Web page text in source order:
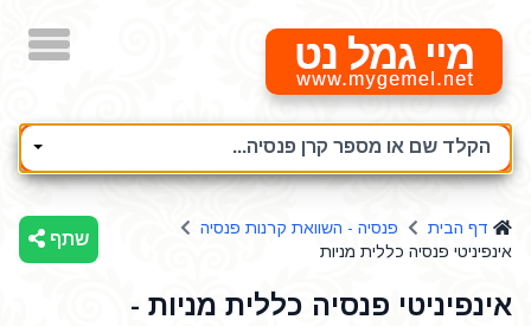
מיי גמל נט
הקלד שם או מספר קרן פנסיה...
דף הבית
פנסיה - השוואת קרנות פנסיה
אינפיניטי פנסיה כללית מניות
שתף
אינפיניטי פנסיה כללית מניות -